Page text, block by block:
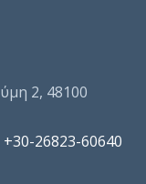
2, 48100
26823-60640